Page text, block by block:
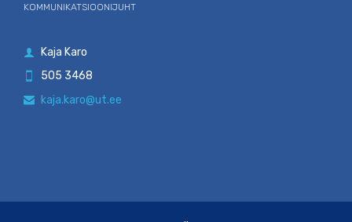
KOMMUNIKATSIOONIJUHT
 Kaja Karo
505 3468
 kaja.karo@ut.ee